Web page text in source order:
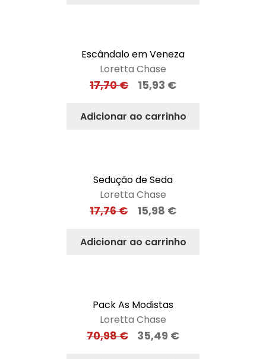
Escândalo em Veneza
Loretta Chase
17,70€ 15,93 €
Adicionar ao carrinho
Sedução de Seda
Loretta Chase
17,76€ 15,98 €
Adicionar ao carrinho
Pack As Modistas
Loretta Chase
70,98€ 35,49 €